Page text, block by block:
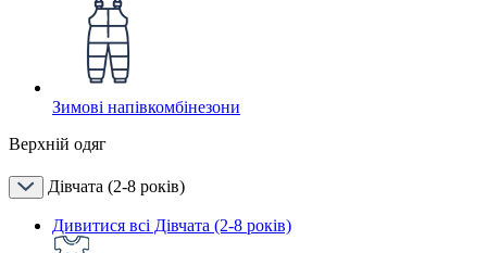
Зимові напівкомбінезони
Верхній одяг
Дівчата (2-8 років)
Дивитися всі Дівчата (2-8 років)